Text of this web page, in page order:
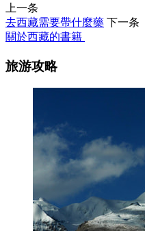
上一条
去西藏需要帶什麼藥 下一条
關於西藏的書籍
旅游攻略